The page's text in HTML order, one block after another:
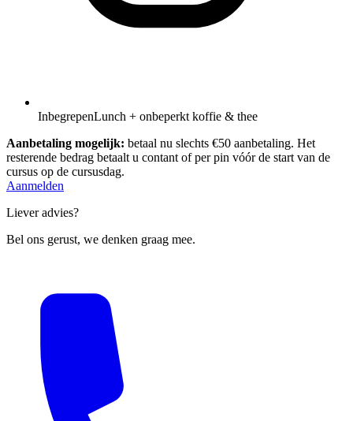
InbegrepenLunch + onbeperkt koffie & thee
Aanbetaling mogelijk: betaal nu slechts €50 aanbetaling. Het
resterende bedrag betaalt u contant of per pin vóór de start van de
cursus op de cursusdag.
Aanmelden
Liever advies?
Bel ons gerust, we denken graag mee.